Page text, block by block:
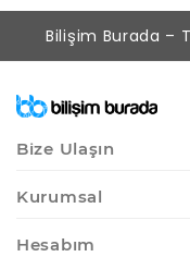
Bilişim Burada –
Bize Ulaşın
Kurumsal
Hesabım